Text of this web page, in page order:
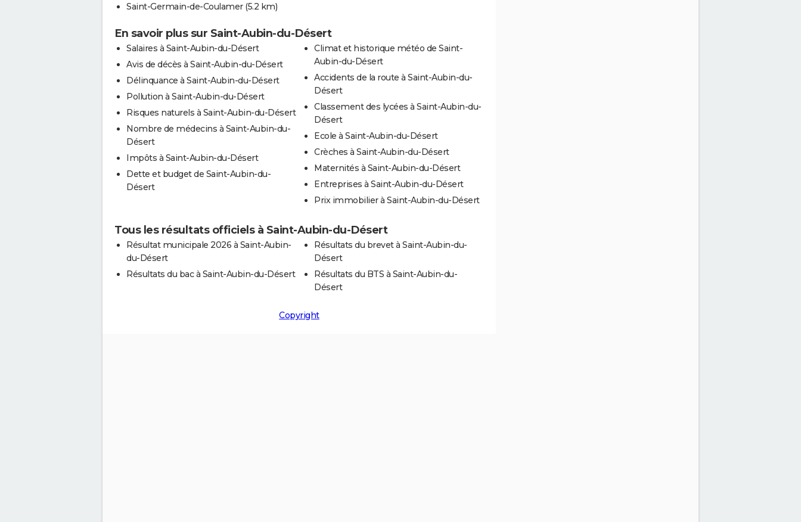
Saint-Germain-de-Coulamer (5.2 km)
En savoir plus sur Saint-Aubin-du-Désert
Salaires à Saint-Aubin-du-Désert
Avis de décès à Saint-Aubin-du-Désert
Délinquance à Saint-Aubin-du-Désert
Pollution à Saint-Aubin-du-Désert
Risques naturels à Saint-Aubin-du-Désert
Nombre de médecins à Saint-Aubin-du-
Désert
Impôts à Saint-Aubin-du-Désert
Dette et budget de Saint-Aubin-du-
Désert
Climat et historique météo de Saint-
Aubin-du-Désert
Accidents de la route à Saint-Aubin-du-
Désert
Classement des lycées à Saint-Aubin-du-
Désert
Ecole à Saint-Aubin-du-Désert
Crèches à Saint-Aubin-du-Désert
Maternités à Saint-Aubin-du-Désert
Entreprises à Saint-Aubin-du-Désert
Prix immobilier à Saint-Aubin-du-Désert
Tous les résultats officiels à Saint-Aubin-du-Désert
Résultat municipale 2026 à Saint-Aubin-
du-Désert
Résultats du bac à Saint-Aubin-du-Désert
Résultats du brevet à Saint-Aubin-du-
Désert
Résultats du BTS à Saint-Aubin-du-
Désert
Copyright